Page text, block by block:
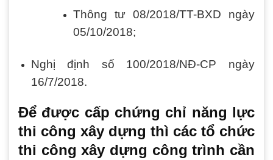
Thông tư 08/2018/TT-BXD ngày
05/10/2018;
Nghị định số 100/2018/NĐ-CP ngày
16/7/2018.
Để được cấp chứng chỉ năng lực
thi công xây dựng thì các tổ chức
thi công xây dựng công trình cần